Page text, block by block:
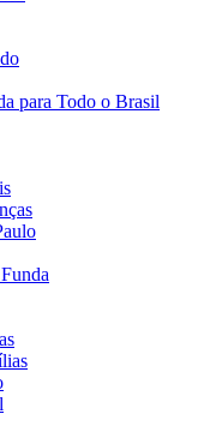
para Todo o Brasil